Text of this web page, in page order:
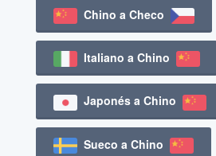
Chino a Checo
Italiano a Chino
Japonés a Chino
Sueco a Chino